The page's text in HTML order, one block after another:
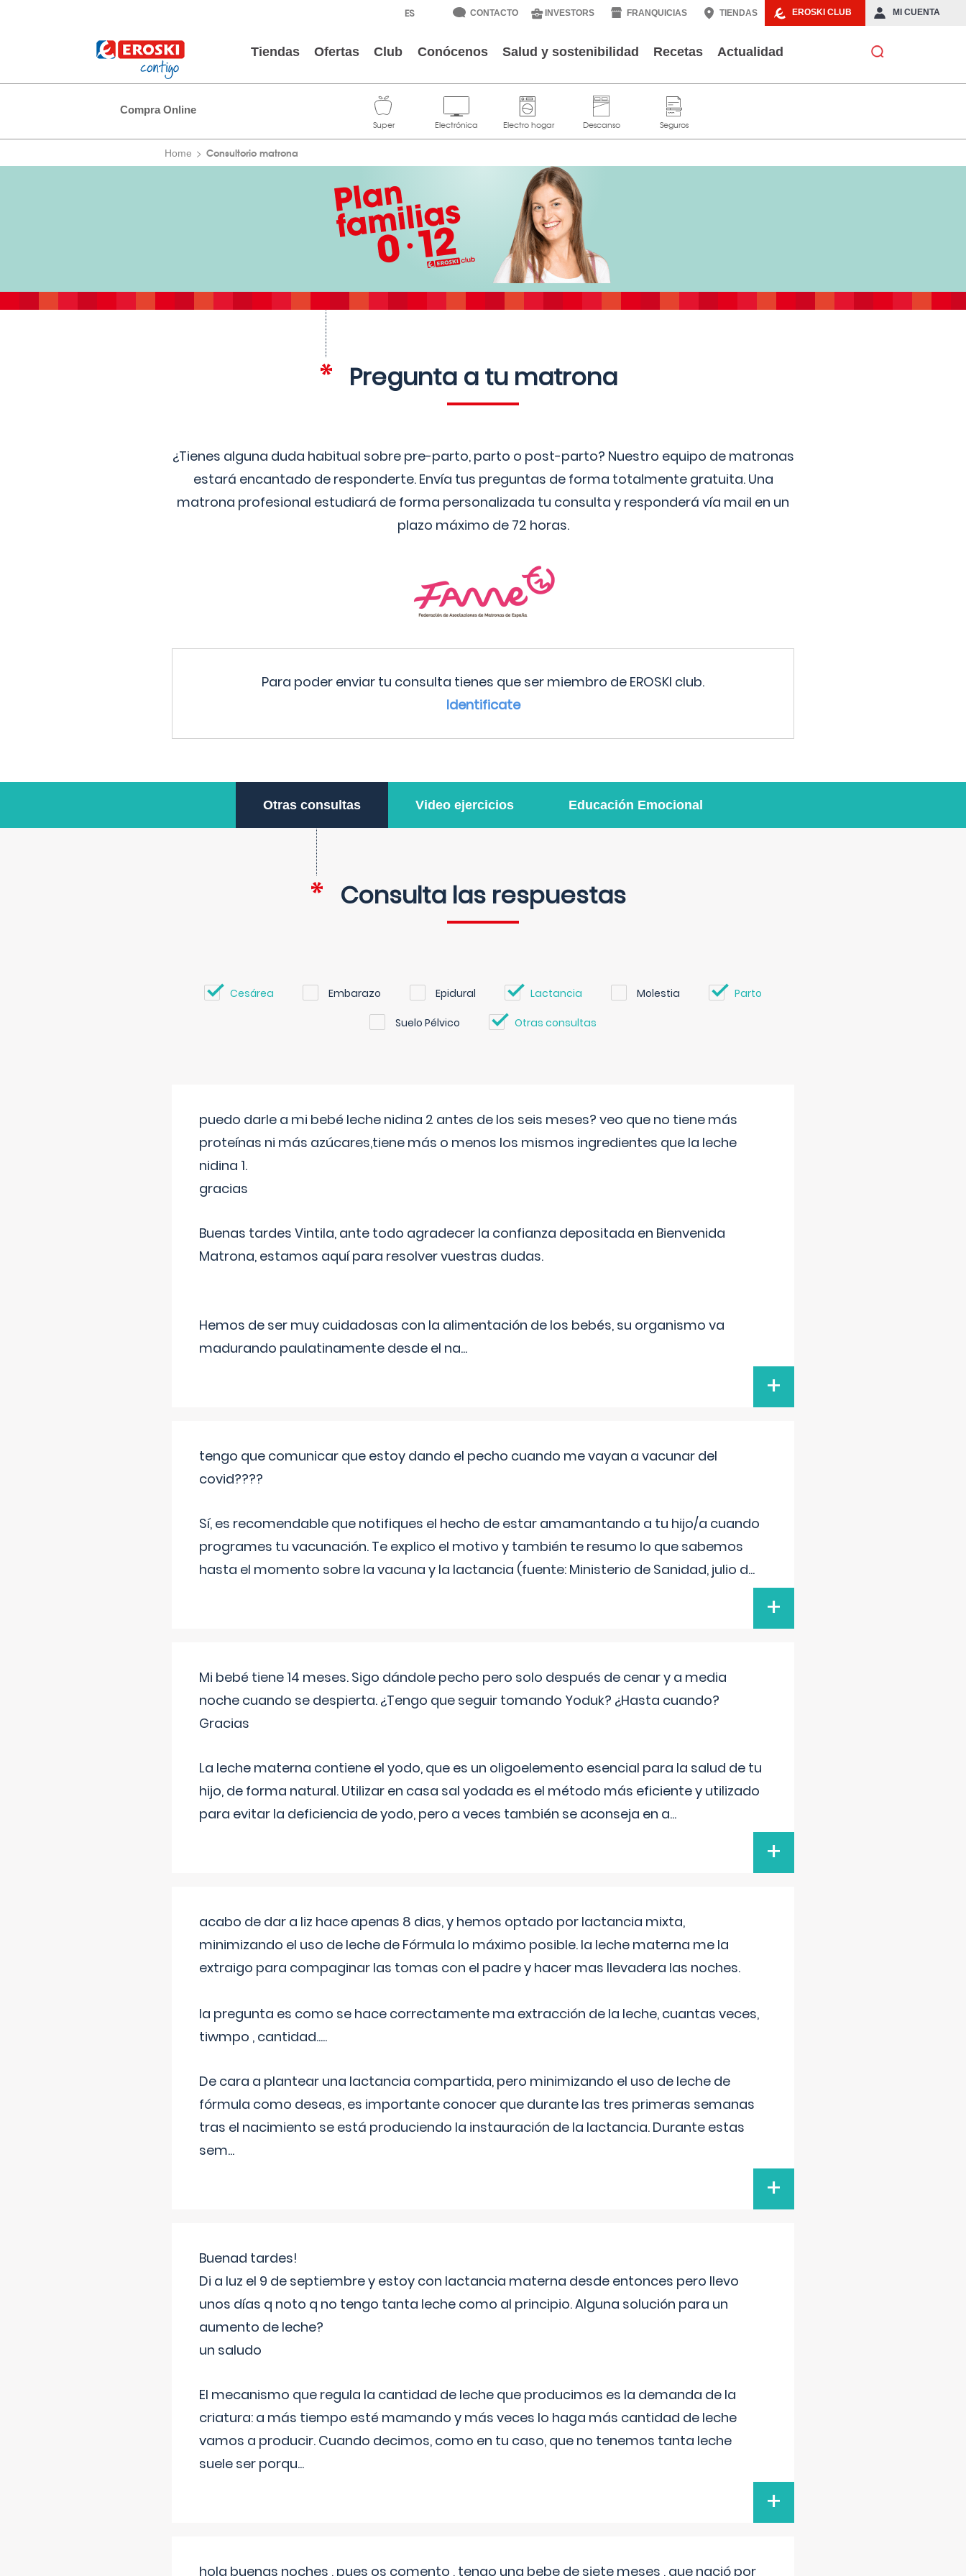
EROSKI CLUB MI CUENTA
CONTACTO INVESTORS FRANQUICIAS TIENDAS
Tiendas Ofertas Club Conócenos Salud y sostenibilidad Recetas Actualidad
Compra Online
Home Consultorio matrona
Pregunta a tu matrona
¿Tienes alguna duda habitual sobre pre-parto, parto o post-parto? Nuestro equipo de matronas
estará encantado de responderte. Envía tus preguntas de forma totalmente gratuita. Una
matrona profesional estudiará de forma personalizada tu consulta y responderá vía mail en un
plazo máximo de 72 horas.
Para poder enviar tu consulta tienes que ser miembro de EROSKI club.
Identificate
Otras consultas Video ejercicios Educación Emocional
Consulta las respuestas
Cesárea Embarazo Epidural Lactancia Molestia Parto
Suelo Pélvico Otras consultas
puedo darle a mi bebé leche nidina 2 antes de los seis meses? veo que no tiene más
proteínas ni más azúcares,tiene más o menos los mismos ingredientes que la leche
nidina 1.
gracias
Buenas tardes Vintila, ante todo agradecer la confianza depositada en Bienvenida
Matrona, estamos aquí para resolver vuestras dudas.
Hemos de ser muy cuidadosas con la alimentación de los bebés, su organismo va
madurando paulatinamente desde el na...
+
tengo que comunicar que estoy dando el pecho cuando me vayan a vacunar del
covid????
Sí, es recomendable que notifiques el hecho de estar amamantando a tu hijo/a cuando
programes tu vacunación. Te explico el motivo y también te resumo lo que sabemos
hasta el momento sobre la vacuna y la lactancia (fuente: Ministerio de Sanidad, julio d...
+
Mi bebé tiene 14 meses. Sigo dándole pecho pero solo después de cenar y a media
noche cuando se despierta. ¿Tengo que seguir tomando Yoduk? ¿Hasta cuando?
Gracias
La leche materna contiene el yodo, que es un oligoelemento esencial para la salud de tu
hijo, de forma natural. Utilizar en casa sal yodada es el método más eficiente y utilizado
para evitar la deficiencia de yodo, pero a veces también se aconseja en a...
+
acabo de dar a liz hace apenas 8 dias, y hemos optado por lactancia mixta,
minimizando el uso de leche de Fórmula lo máximo posible. la leche materna me la
extraigo para compaginar las tomas con el padre y hacer mas llevadera las noches.
la pregunta es como se hace correctamente ma extracción de la leche, cuantas veces,
tiwmpo , cantidad.....
De cara a plantear una lactancia compartida, pero minimizando el uso de leche de
fórmula como deseas, es importante conocer que durante las tres primeras semanas
tras el nacimiento se está produciendo la instauración de la lactancia. Durante estas
sem...
+
Buenad tardes!
Di a luz el 9 de septiembre y estoy con lactancia materna desde entonces pero llevo
unos días q noto q no tengo tanta leche como al principio. Alguna solución para un
aumento de leche?
un saludo
El mecanismo que regula la cantidad de leche que producimos es la demanda de la
criatura: a más tiempo esté mamando y más veces lo haga más cantidad de leche
vamos a producir. Cuando decimos, como en tu caso, que no tenemos tanta leche
suele ser porqu...
+
hola buenas noches , pues os comento , tengo una bebe de siete meses , que nació por